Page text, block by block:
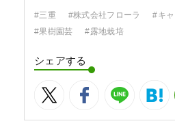
#三重 #株式会社フローラ #キ
#果樹園芸
#露地栽培
シェアする